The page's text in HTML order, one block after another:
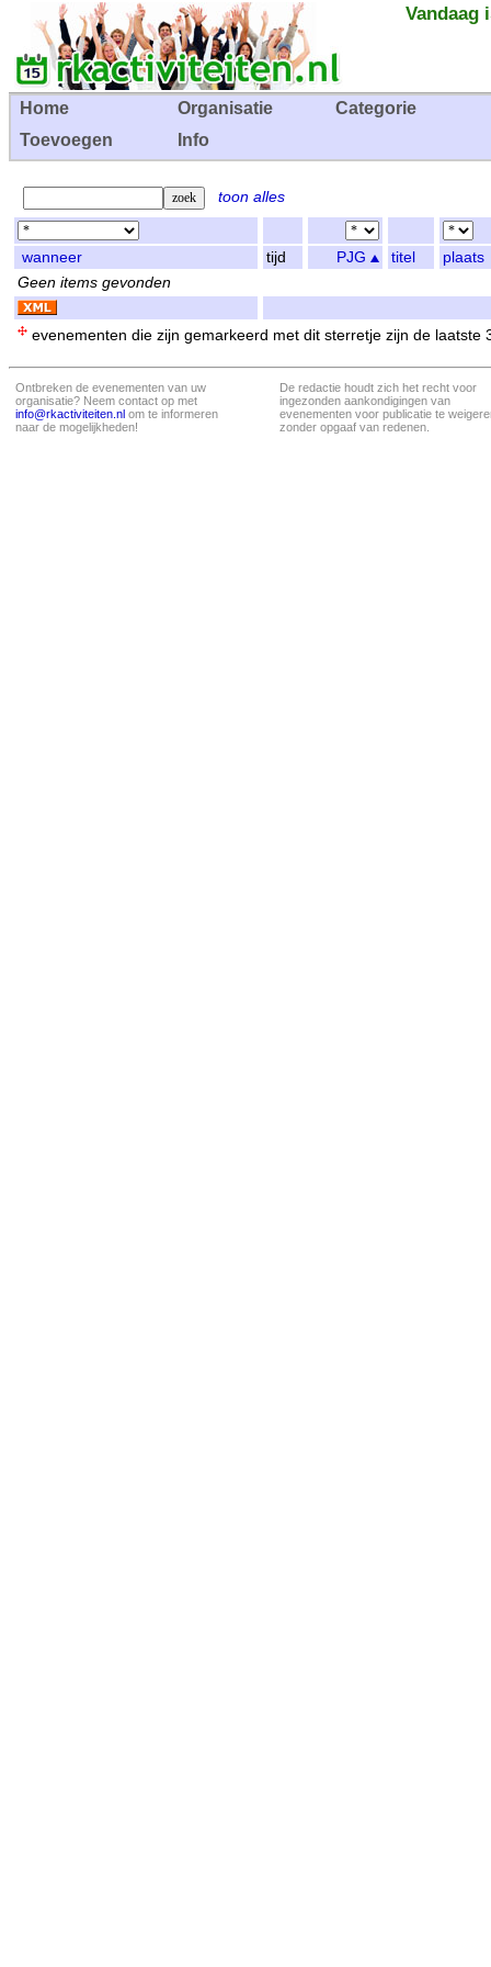
Vandaag
Home Organisatie
Categorie
Toevoegen
Info
toon alles
wanneer tijd PJG titel
plaats
Geen items gevonden
evenementen die zijn gemarkeerd met dit sterretje zijn de laatste
Ontbreken de evenementen van uw
organisatie? Neem contact op met
info@rkactiviteiten.nl om te informeren
naar de mogelijkheden!
De redactie houdt zich het recht voor
ingezonden aankondigingen van
evenementen voor publicatie te
zonder opgaaf van redenen.